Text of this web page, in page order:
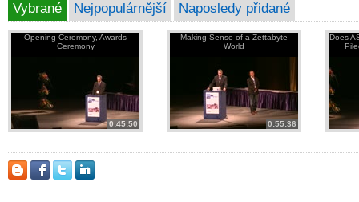
Vybrané Nejpopulárnější Naposledy přidané
Opening Ceremony, Awards
Ceremony
0:45:50
Making Sense of a Zettabyte
World
0:55:36
Does